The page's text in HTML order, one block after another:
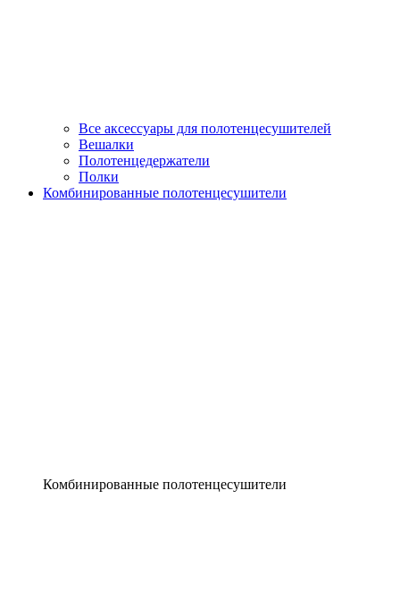
Все аксессуары для полотенцесушителей
Вешалки
Полотенцедержатели
Полки
Комбинированные полотенцесушители
Комбинированные полотенцесушители